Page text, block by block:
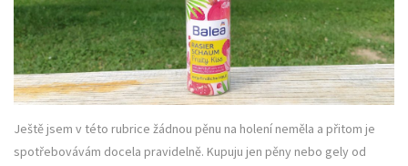
Ještě jsem v této rubrice žádnou pěnu na holení neměla a přitom je
spotřebovávám docela pravidelně. Kupuju jen pěny nebo gely od